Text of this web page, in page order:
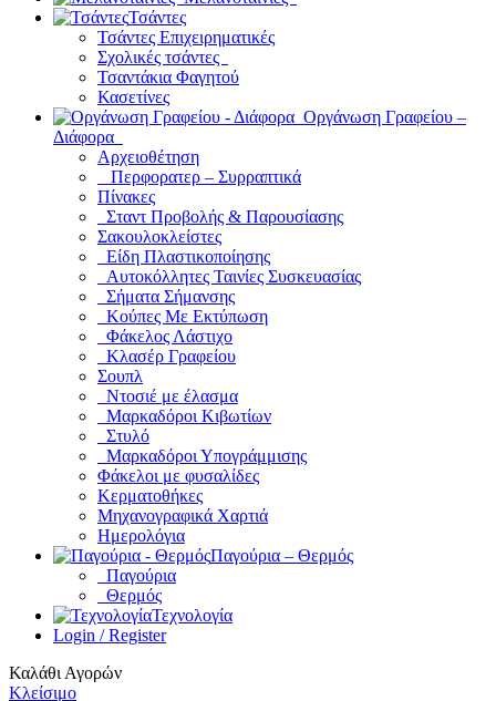
Τσάντες
Τσάντες Επιχειρηματικές
Σχολικές τσάντες
Τσαντάκια Φαγητού
Κασετίνες
Οργάνωση Γραφείου –
Διάφορα
Αρχειοθέτηση
Περφορατερ – Συρραπτικά
Πίνακες
Σταντ Προβολής & Παρουσίασης
Σακουλοκλείστες
Είδη Πλαστικοποίησης
Αυτοκόλλητες Ταινίες Συσκευασίας
Σήματα Σήμανσης
Κούπες Με Εκτύπωση
Φάκελος Λάστιχο
Κλασέρ Γραφείου
Σουπλ
Ντοσιέ με έλασμα
Μαρκαδόροι Κιβωτίων
Στυλό
Μαρκαδόροι Υπογράμμισης
Φάκελοι με φυσαλίδες
Κερματοθήκες
Μηχανογραφικά Χαρτιά
Ημερολόγια
Παγούρια – Θερμός
Παγούρια
Θερμός
Τεχνολογία
Login / Register
Καλάθι Αγορών
Κλείσιμο